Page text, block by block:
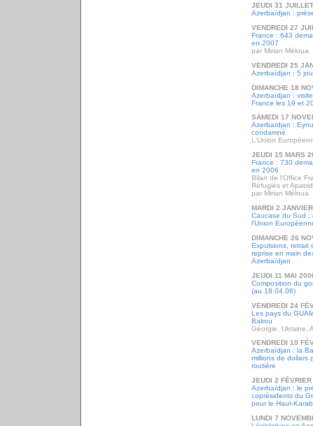
JEUDI 31
Azerbaïdjan :
VENDREDI 27
France : 643
en 2007
par Mirian Méloua
VENDREDI 25
Azerbaïdjan : 5
DIMANCHE 18
Azerbaïdjan :
France les 19 et
SAMEDI 17
Azerbaïdjan :
condamné
L'Union
JEUDI 15 MARS
France : 730
en 2006
Bilan de l'Office
Réfugiés et
par Mirian Méloua
MARDI 2
Caucase du Sud :
l'Union
DIMANCHE 26
Expulsions, retrait
reprise en main
Azerbaïdjan
JEUDI 11 MAI
Composition du
(au 18.04.06)
VENDREDI 24
Les pays du
Bakou
Géorgie, Ukraine,
VENDREDI 10
Azerbaïdjan : la
millions de dollars
routière
JEUDI 2
Azerbaïdjan : le
coprésidents du
pour le Haut-
LUNDI 7